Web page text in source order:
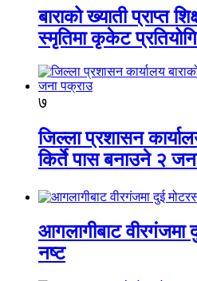
बाराको ख्याती प्राप्त
स्मृतिमा कृकेट
७
जिल्ला प्रशासन
किर्ते पास बनाउने २
आगलागीबाट
नष्ट